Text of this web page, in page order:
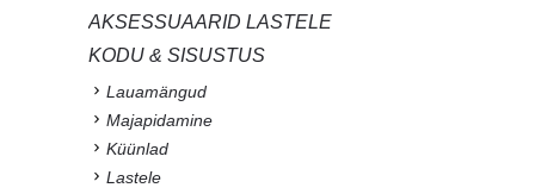
AKSESSUAARID LASTELE
KODU & SISUSTUS
Lauamängud
Majapidamine
Küünlad
Lastele